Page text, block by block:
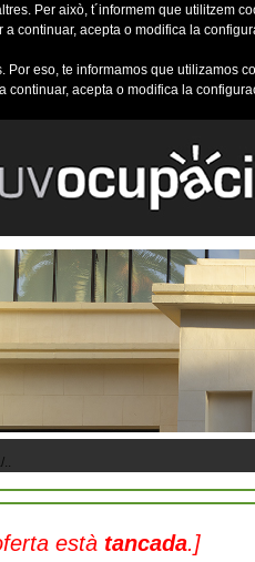
Per això, t´informem que utilitzem
continuar, acepta o modifica la
Por eso, te informamos que
continuar, acepta o modifica la
..
està tancada.]